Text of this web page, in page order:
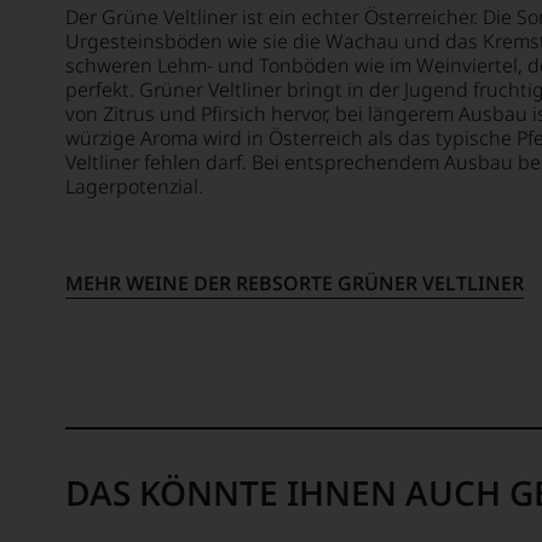
WEINE
AUCH
SELBST
Wir,
des
Wein
Der Grüne Veltliner ist ein echter Österreicher. Die
Urgesteinsböden wie sie die Wachau und das
schweren Lehm- und Tonböden wie im Weinviertel,
perfekt. Grüner Veltliner bringt in der Jugend
von Zitrus und Pfirsich hervor, bei längerem Ausbau
würzige Aroma wird in Österreich als das typische
Veltliner fehlen darf. Bei entsprechendem Ausbau
Lagerpotenzial.
MEHR WEINE DER REBSORTE GRÜNER VELTLINER
DAS KÖNNTE IHNEN AUCH